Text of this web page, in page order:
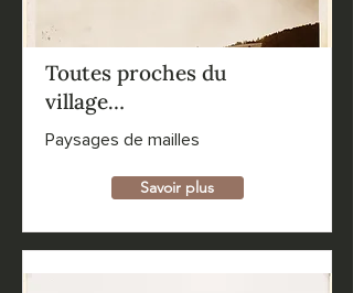
Toutes proches du
village…
Paysages de mailles
Savoir plus